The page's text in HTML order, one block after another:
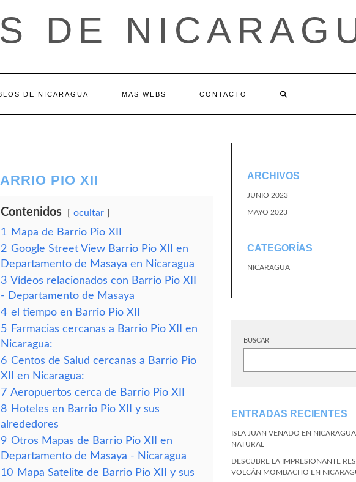
DE
DE NICARAGUA MAS WEBS CONTACTO
PIO XII
Contenidos ocultar
1
Mapa de Barrio Pio XII
2 Google Street View Barrio Pio XII en
Departamento de Masaya en Nicaragua
3 Vídeos relacionados con Barrio Pio XII
- Departamento de Masaya
4 el tiempo en Barrio Pio XII
5 Farmacias cercanas a Barrio Pio XII en
Nicaragua:
6 Centos de Salud cercanas a Barrio Pio
XII en Nicaragua:
7 Aeropuertos cerca de Barrio Pio XII
8 Hoteles en Barrio Pio XII y sus
alrededores
9 Otros Mapas de Barrio Pio XII en
Departamento de Masaya - Nicaragua
10 Mapa Satelite de Barrio Pio XII y sus
ARCHIVOS
JUNIO 2023
MAYO 2023
CATEGORÍAS
NICARAGUA
BUSCAR
ENTRADAS RECIENTES
ISLA JUAN VENADO EN
NATURAL
DESCUBRE LA IMPRESIONANTE
VOLCÁN MOMBACHO EN